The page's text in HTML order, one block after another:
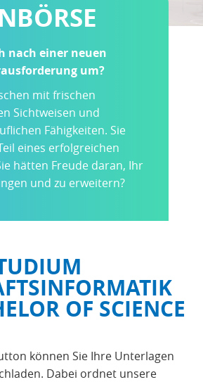
nach einer neuen
um?
mit frischen
Sichtweisen und
Fähigkeiten. Sie
eines erfolgreichen
hätten Freude daran, Ihr
und zu erweitern?
OF SCIENCE
können Sie Ihre Unterlagen
Dabei ordnet unsere